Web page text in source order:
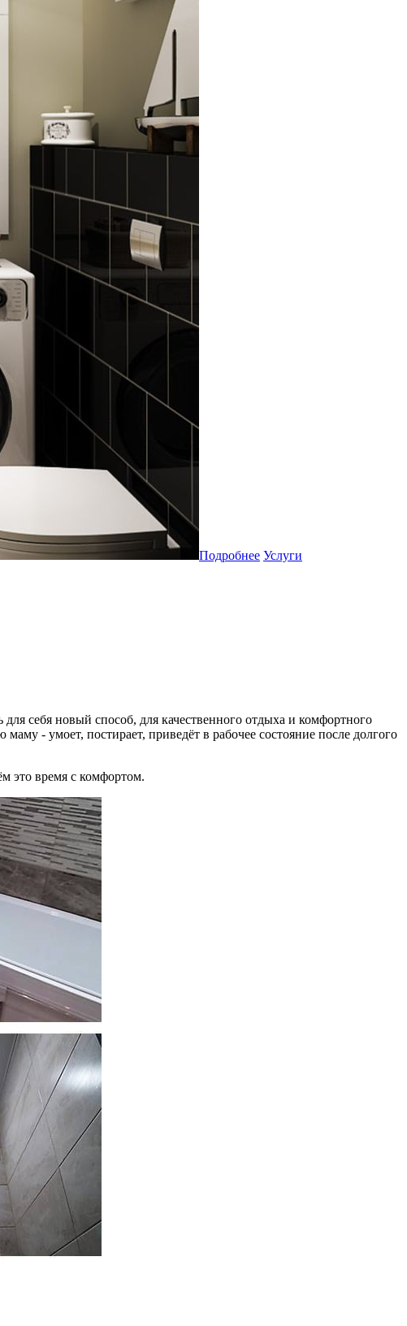
Подробнее Услуги
себя новый способ, для качественного отдыха и комфортного
- умоет, постирает, приведёт в рабочее состояние после долгого
это время с комфортом.